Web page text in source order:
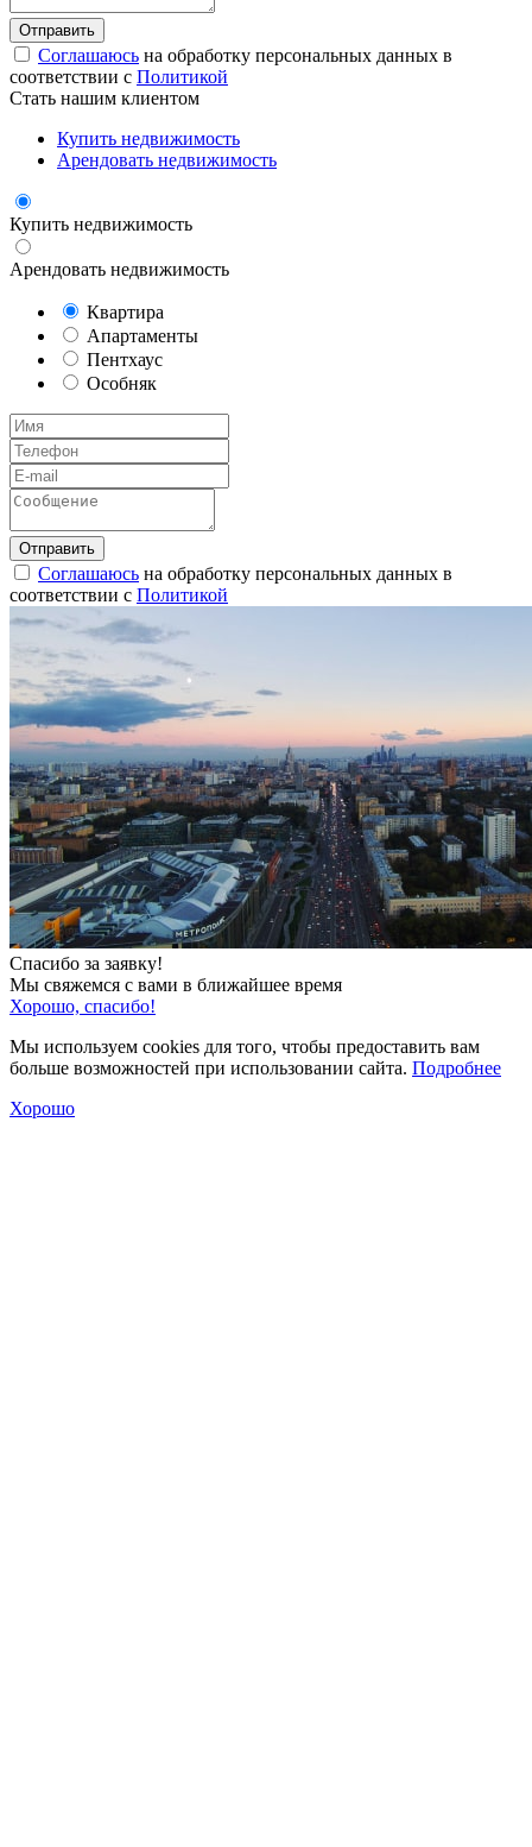
Соглашаюсь на обработку персональных данных в
соответствии с Политикой
Стать нашим клиентом
Купить недвижимость
Арендовать недвижимость
Купить недвижимость
Арендовать недвижимость
Квартира
Апартаменты
Пентхаус
Особняк
Соглашаюсь на обработку персональных данных в
соответствии с Политикой
Спасибо за заявку!
Мы свяжемся с вами в ближайшее время
Хорошо, спасибо!
Мы используем cookies для того, чтобы предоставить вам
больше возможностей при использовании сайта. Подробнее
Хорошо